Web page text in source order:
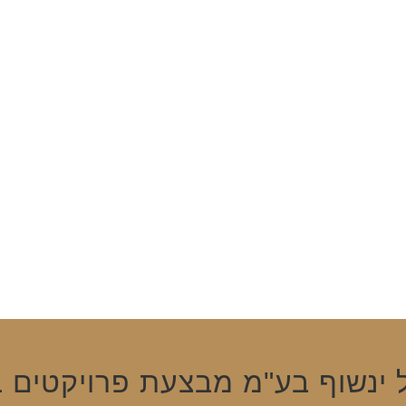
בע"מ מבצעת פרויקטים